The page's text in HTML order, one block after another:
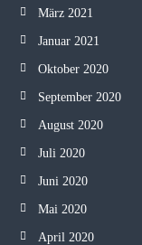
März 2021
Januar 2021
Oktober 2020
September 2020
August 2020
Juli 2020
Juni 2020
Mai 2020
April 2020